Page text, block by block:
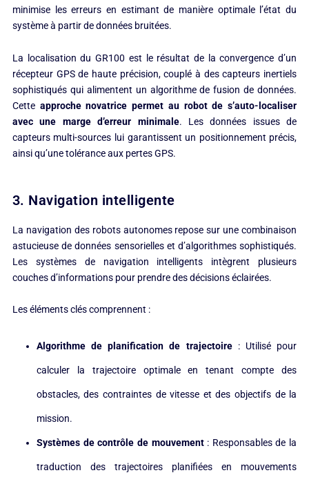
minimise les erreurs en estimant de manière optimale l’état du
système à partir de données bruitées.
La localisation du GR100 est le résultat de la convergence d’un
récepteur GPS de haute précision, couplé à des capteurs inertiels
sophistiqués qui alimentent un algorithme de fusion de données.
Cette approche novatrice permet au robot de s’auto-localiser
avec une marge d’erreur minimale. Les données issues de
capteurs multi-sources lui garantissent un positionnement précis,
ainsi qu’une tolérance aux pertes GPS.
3. Navigation intelligente
La navigation des robots autonomes repose sur une combinaison
astucieuse de données sensorielles et d’algorithmes sophistiqués.
Les systèmes de navigation intelligents intègrent plusieurs
couches d’informations pour prendre des décisions éclairées.
Les éléments clés comprennent :
Algorithme de planification de trajectoire: Utilisé pour
calculer la trajectoire optimale en tenant compte des
obstacles, des contraintes de vitesse et des objectifs de la
mission.
Systèmes de contrôle de mouvement: Responsables de la
traduction des trajectoires planifiées en mouvements